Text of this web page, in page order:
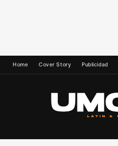
Home Cover Story Publicidad